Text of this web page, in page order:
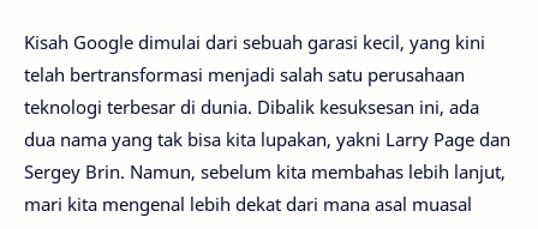
Kisah Google dimulai dari sebuah garasi kecil, yang kini
telah bertransformasi menjadi salah satu perusahaan
teknologi terbesar di dunia. Dibalik kesuksesan ini, ada
dua nama yang tak bisa kita lupakan, yakni Larry Page dan
Sergey Brin. Namun, sebelum kita membahas lebih lanjut,
mari kita mengenal lebih dekat dari mana asal muasal